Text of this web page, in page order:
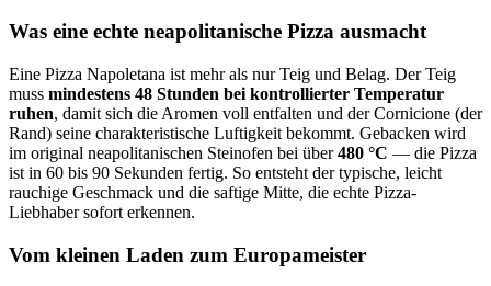
Was eine echte neapolitanische Pizza ausmacht
Eine Pizza Napoletana ist mehr als nur Teig und Belag. Der Teig
muss mindestens 48 Stunden bei kontrollierter Temperatur
ruhen, damit sich die Aromen voll entfalten und der Cornicione (der
Rand) seine charakteristische Luftigkeit bekommt. Gebacken wird
im original neapolitanischen Steinofen bei über 480 °C — die Pizza
ist in 60 bis 90 Sekunden fertig. So entsteht der typische, leicht
rauchige Geschmack und die saftige Mitte, die echte Pizza-
Liebhaber sofort erkennen.
Vom kleinen Laden zum Europameister